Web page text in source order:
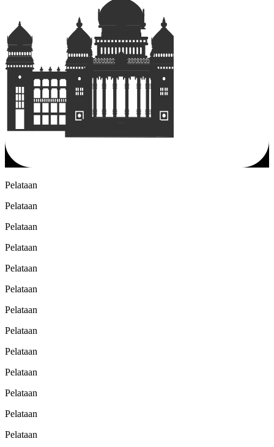
Pelataan
Pelataan
Pelataan
Pelataan
Pelataan
Pelataan
Pelataan
Pelataan
Pelataan
Pelataan
Pelataan
Pelataan
Pelataan